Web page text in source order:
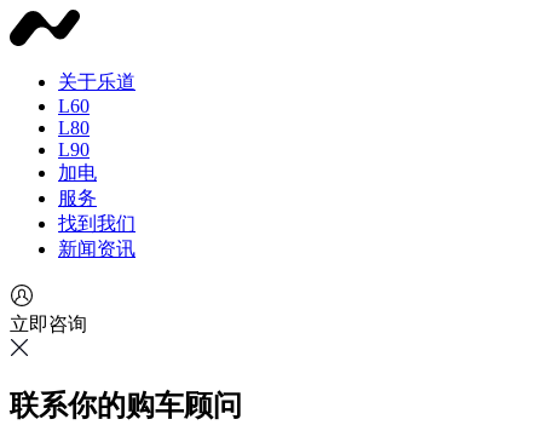
关于乐道
L60
L80
L90
加电
服务
找到我们
新闻资讯
立即咨询
联系你的购车顾问